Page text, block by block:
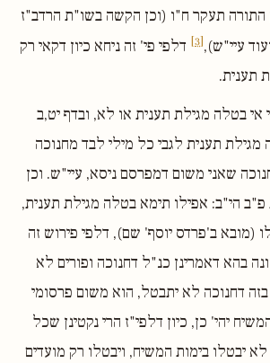
התורה תעקר ח"ו (וכן הקשה בשו"ת הרדב"ז
עיי"ש),[3]
דלפי פי' זה ניחא כיון דקאי רק
תענית.
אי בטלה מגילת תענית או לא, ובדף יט,ב
תענית לגבי כל מילי לבד מחנוכה
שאני משום דמפרסם ניסא, עיי"ש. וכן
פ"ב הי"ב: אפילו תימא בטלה מגילת תענית,
(מובא ב'פרדס יוסף' שם), דלפי פירוש זה
בהא דאמרינן כנ"ל דחנוכה ופורים לא
דחנוכה לא יתבטל, הוא משום פרסומי
יהי' כן, כיון דלפי"ז הרי נקטינן שכל
יבטלו בימות המשיח, ויבטלו רק מועדים